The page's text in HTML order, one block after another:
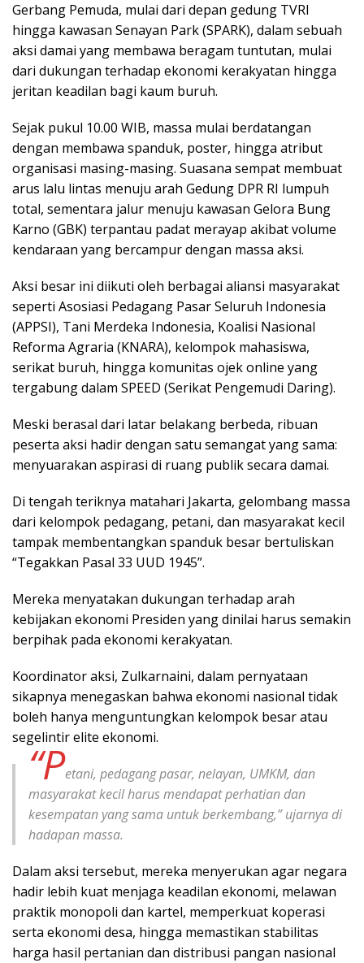
Gerbang Pemuda, mulai dari depan gedung TVRI
hingga kawasan Senayan Park (SPARK), dalam sebuah
aksi damai yang membawa beragam tuntutan, mulai
dari dukungan terhadap ekonomi kerakyatan hingga
jeritan keadilan bagi kaum buruh.
Sejak pukul 10.00 WIB, massa mulai berdatangan
dengan membawa spanduk, poster, hingga atribut
organisasi masing-masing. Suasana sempat membuat
arus lalu lintas menuju arah Gedung DPR RI lumpuh
total, sementara jalur menuju kawasan Gelora Bung
Karno (GBK) terpantau padat merayap akibat volume
kendaraan yang bercampur dengan massa aksi.
Aksi besar ini diikuti oleh berbagai aliansi masyarakat
seperti Asosiasi Pedagang Pasar Seluruh Indonesia
(APPSI), Tani Merdeka Indonesia, Koalisi Nasional
Reforma Agraria (KNARA), kelompok mahasiswa,
serikat buruh, hingga komunitas ojek online yang
tergabung dalam SPEED (Serikat Pengemudi Daring).
Meski berasal dari latar belakang berbeda, ribuan
peserta aksi hadir dengan satu semangat yang sama:
menyuarakan aspirasi di ruang publik secara damai.
Di tengah teriknya matahari Jakarta, gelombang massa
dari kelompok pedagang, petani, dan masyarakat kecil
tampak membentangkan spanduk besar bertuliskan
“Tegakkan Pasal 33 UUD 1945”.
Mereka menyatakan dukungan terhadap arah
kebijakan ekonomi Presiden yang dinilai harus semakin
berpihak pada ekonomi kerakyatan.
Koordinator aksi, Zulkarnaini, dalam pernyataan
sikapnya menegaskan bahwa ekonomi nasional tidak
boleh hanya menguntungkan kelompok besar atau
segelintir elite ekonomi.
“Petani, pedagang pasar, nelayan, UMKM, dan
masyarakat kecil harus mendapat perhatian dan
kesempatan yang sama untuk berkembang,” ujarnya di
hadapan massa.
Dalam aksi tersebut, mereka menyerukan agar negara
hadir lebih kuat menjaga keadilan ekonomi, melawan
praktik monopoli dan kartel, memperkuat koperasi
serta ekonomi desa, hingga memastikan stabilitas
harga hasil pertanian dan distribusi pangan nasional